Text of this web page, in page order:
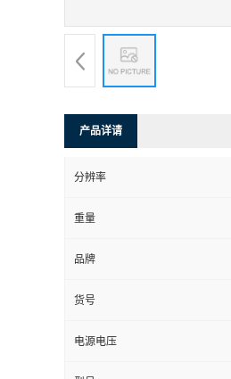
产品详请
分辨率
重量
品牌
货号
电源电压